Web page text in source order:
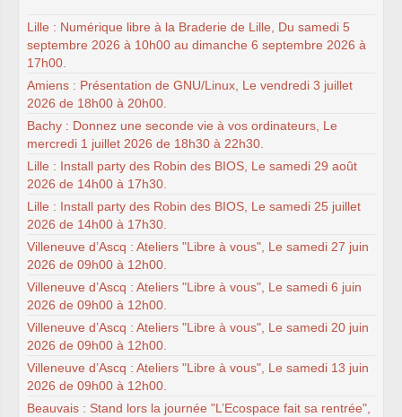
Lille : Numérique libre à la Braderie de Lille, Du samedi 5
septembre 2026 à 10h00 au dimanche 6 septembre 2026 à
17h00.
Amiens : Présentation de GNU/Linux, Le vendredi 3 juillet
2026 de 18h00 à 20h00.
Bachy : Donnez une seconde vie à vos ordinateurs, Le
mercredi 1 juillet 2026 de 18h30 à 22h30.
Lille : Install party des Robin des BIOS, Le samedi 29 août
2026 de 14h00 à 17h30.
Lille : Install party des Robin des BIOS, Le samedi 25 juillet
2026 de 14h00 à 17h30.
Villeneuve d’Ascq : Ateliers "Libre à vous", Le samedi 27 juin
2026 de 09h00 à 12h00.
Villeneuve d’Ascq : Ateliers "Libre à vous", Le samedi 6 juin
2026 de 09h00 à 12h00.
Villeneuve d’Ascq : Ateliers "Libre à vous", Le samedi 20 juin
2026 de 09h00 à 12h00.
Villeneuve d’Ascq : Ateliers "Libre à vous", Le samedi 13 juin
2026 de 09h00 à 12h00.
Beauvais : Stand lors la journée "L’Ecospace fait sa rentrée",